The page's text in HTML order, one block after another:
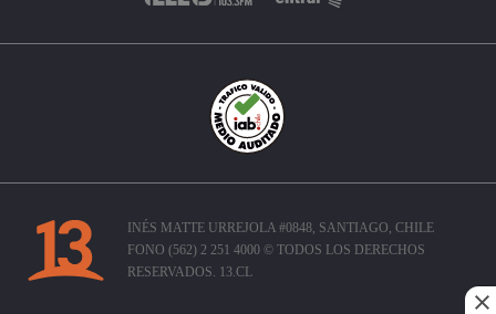
INÉS MATTE URREJOLA #0848, SANTIAGO, CHILE
FONO (562) 2 251 4000 © TODOS LOS DERECHOS
RESERVADOS. 13.CL